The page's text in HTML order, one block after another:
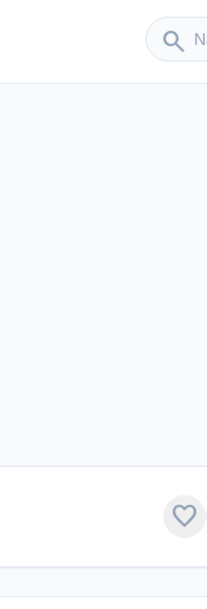
search
Sender
favorite